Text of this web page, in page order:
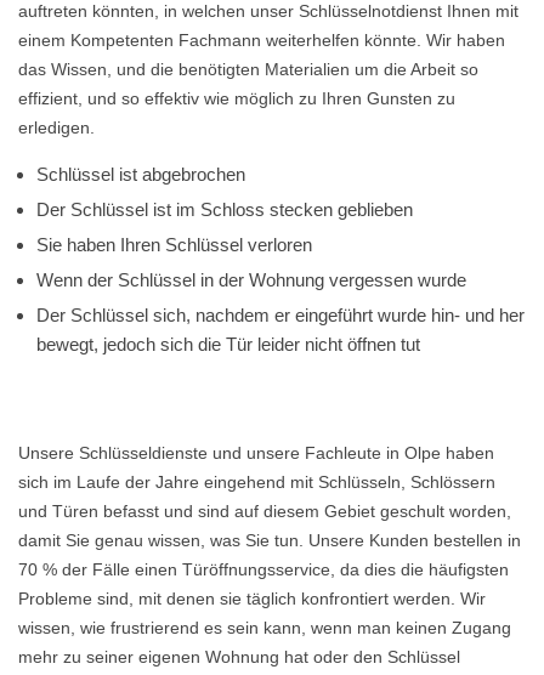
auftreten könnten, in welchen unser Schlüsselnotdienst Ihnen mit
einem Kompetenten Fachmann weiterhelfen könnte. Wir haben
das Wissen, und die benötigten Materialien um die Arbeit so
effizient, und so effektiv wie möglich zu Ihren Gunsten zu
erledigen.
Schlüssel ist abgebrochen
Der Schlüssel ist im Schloss stecken geblieben
Sie haben Ihren Schlüssel verloren
Wenn der Schlüssel in der Wohnung vergessen wurde
Der Schlüssel sich, nachdem er eingeführt wurde hin- und her
bewegt, jedoch sich die Tür leider nicht öffnen tut
Unsere Schlüsseldienste und unsere Fachleute in Olpe haben
sich im Laufe der Jahre eingehend mit Schlüsseln, Schlössern
und Türen befasst und sind auf diesem Gebiet geschult worden,
damit Sie genau wissen, was Sie tun. Unsere Kunden bestellen in
70 % der Fälle einen Türöffnungsservice, da dies die häufigsten
Probleme sind, mit denen sie täglich konfrontiert werden. Wir
wissen, wie frustrierend es sein kann, wenn man keinen Zugang
mehr zu seiner eigenen Wohnung hat oder den Schlüssel